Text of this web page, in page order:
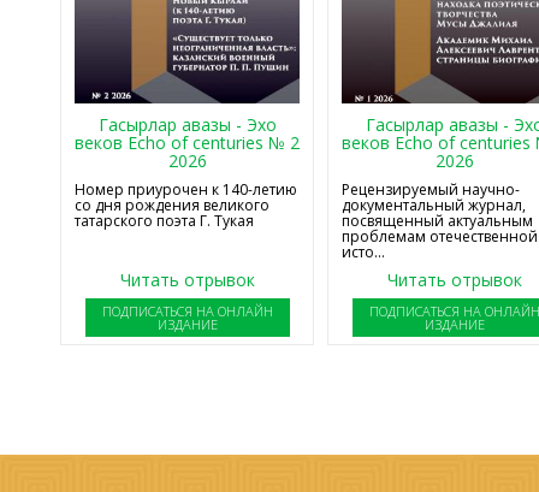
Гасырлар авазы - Эхо
веков Echo of centuries № 2
2026
Номер приурочен к 140-летию
со дня рождения великого
татарского поэта Г. Тукая
Читать отрывок
ПОДПИСАТЬСЯ НА ОНЛАЙН
ИЗДАНИЕ
Гасырлар авазы -
веков Echo of
2026
Рецензируемый научно-
документальный журнал,
посвященный актуальным
проблемам отечественной
исто...
Читать отрывок
ПОДПИСАТЬСЯ НА
ИЗДАНИЕ